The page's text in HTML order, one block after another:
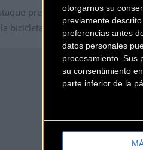
otorgarnos su
previamente
preferencias antes
datos personales
procesamiento. Sus
su consentimiento
parte inferior de la
precisa. La marca ha
bicicleta incorpora